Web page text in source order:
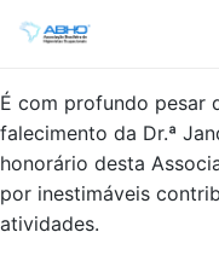
É com profundo pesar
falecimento da Dr.ª
honorário desta
por inestimáveis
atividades.